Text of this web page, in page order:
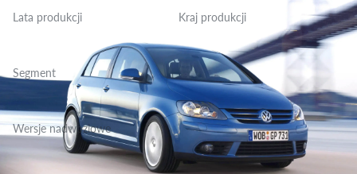
Lata produkcji Kraj produkcji
Segment
Grupa Vany, Klasa Niższa Średnia
Wersje nadwoziowe
Hatchback